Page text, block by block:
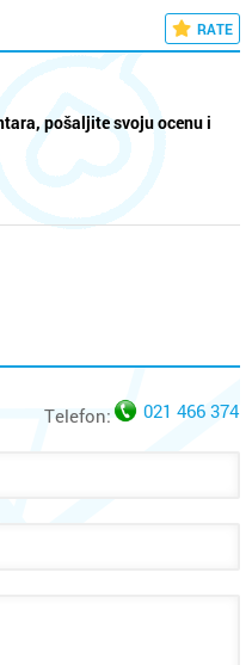
RATE
pošaljite svoju ocenu i
Telefon: 021 466 374